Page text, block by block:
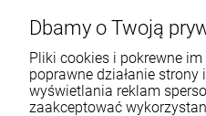
Dbamy o Twoją
Pliki cookies i pokrewne
poprawne działanie
wyświetlania reklam
zaakceptować